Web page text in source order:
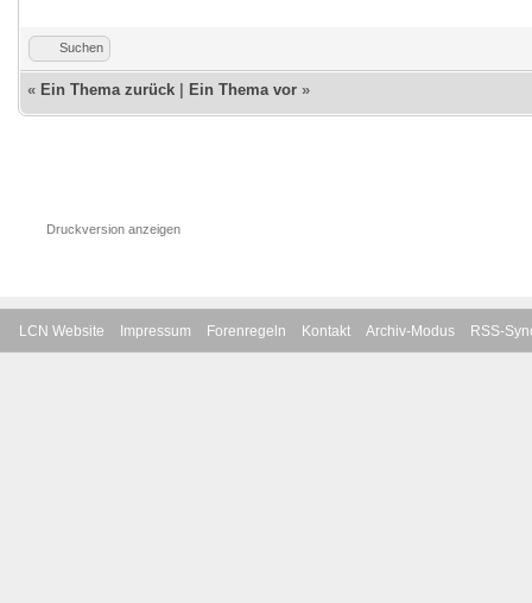
Suchen
« Ein Thema zurück Ein Thema vor »
Druckversion anzeigen
LCN Website Impressum Forenregeln Kontakt Archiv-Modus RSS-